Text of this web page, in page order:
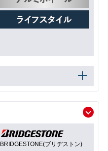
BRIDGESTONE(ブリヂストン)